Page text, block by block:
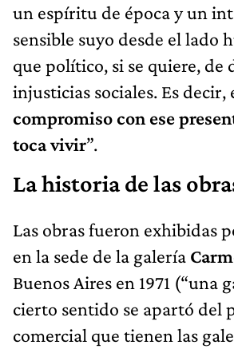
un espíritu de época y un
sensible suyo desde el lado
que político, si se quiere, de
injusticias sociales. Es decir,
compromiso con ese
toca vivir”.
La historia de las
Las obras fueron exhibidas
en la sede de la galería
Buenos Aires en 1971 (“una
cierto sentido se apartó del
comercial que tienen las